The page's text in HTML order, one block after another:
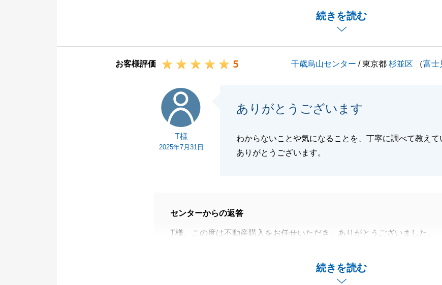
続きを読む
エリア限定で物件数も限られる状況の中、良い物件び出会えたことに立てあ
ね。
今後ともよろしくお願いいたします。
お客様評価 5 千歳烏山センター / 東京都杉並区 （富士
T様
2025年7月31日
ありがとうございます
わからないことや気になることを、丁寧に調べて教えて
ありがとうございます。
続きを読む
センターからの返答
T様、この度は不動産購入をお任せいただき、ありがとうございました。
その結果として、ご満足いただけたことを大変嬉しく存じております。